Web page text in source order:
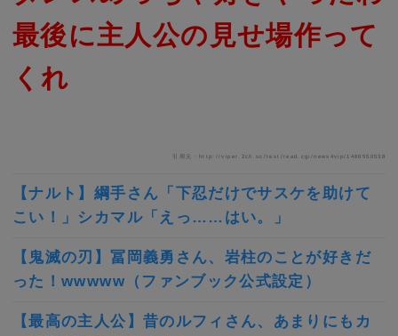
最後に主人公の見せ場作って
くれ
引用元：http://viper.2ch.sc/test/read.cgi/news4vip/1486550538
【ナルト】綱手さん「下忍だけでサスケを助けて
こい！」シカマル「えっ……はい。」
【鬼滅の刃】冨岡義勇さん、岩柱のことが好きだ
った！wwwww（ファンブック公式設定）
【最高の主人公】昔のルフィさん、あまりにもカ